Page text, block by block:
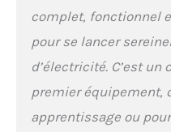
complet, fonctionnel
pour se lancer
d’électricité. C’est
premier équipement,
apprentissage ou